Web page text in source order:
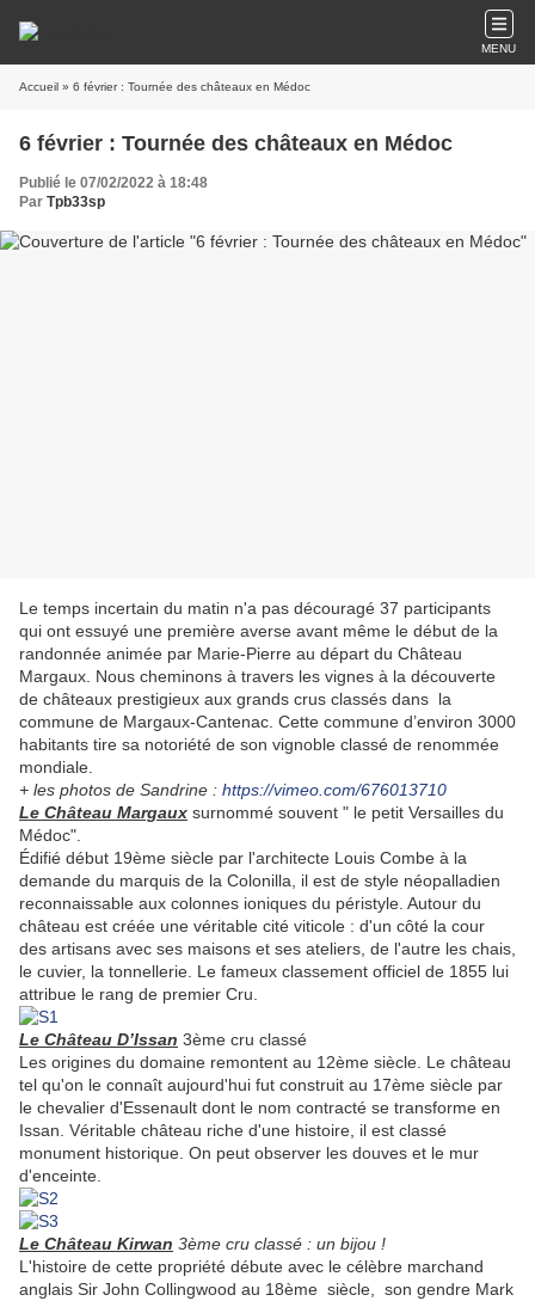
MENU
Accueil » 6 février : Tournée des châteaux en Médoc
6 février : Tournée des châteaux en Médoc
Publié le 07/02/2022 à 18:48
Par Tpb33sp
Le temps incertain du matin n'a pas découragé 37 participants
qui ont essuyé une première averse avant même le début de la
randonnée animée par Marie-Pierre au départ du Château
Margaux. Nous cheminons à travers les vignes à la découverte
de châteaux prestigieux aux grands crus classés dans la
commune de Margaux-Cantenac. Cette commune d’environ 3000
habitants tire sa notoriété de son vignoble classé de renommée
mondiale.
+ les photos de Sandrine : https://vimeo.com/676013710
Le Château Margaux surnommé souvent " le petit Versailles du
Médoc".
Édifié début 19ème siècle par l'architecte Louis Combe à la
demande du marquis de la Colonilla, il est de style néopalladien
reconnaissable aux colonnes ioniques du péristyle. Autour du
château est créée une véritable cité viticole : d'un côté la cour
des artisans avec ses maisons et ses ateliers, de l'autre les chais,
le cuvier, la tonnellerie. Le fameux classement officiel de 1855 lui
attribue le rang de premier Cru.
Le Château D’Issan 3ème cru classé
Les origines du domaine remontent au 12ème siècle. Le château
tel qu'on le connaît aujourd'hui fut construit au 17ème siècle par
le chevalier d'Essenault dont le nom contracté se transforme en
Issan. Véritable château riche d'une histoire, il est classé
monument historique. On peut observer les douves et le mur
d'enceinte.
Le Château Kirwan 3ème cru classé : un bijou !
L'histoire de cette propriété débute avec le célèbre marchand
anglais Sir John Collingwood au 18ème siècle, son gendre Mark